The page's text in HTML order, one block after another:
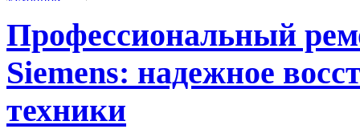
Профессиональный
Siemens: надежное
техники